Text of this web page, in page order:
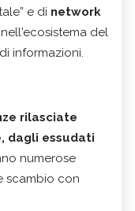
e di network
nell'ecosistema del
informazioni.
rilasciate
dagli essudati
numerose
scambio con